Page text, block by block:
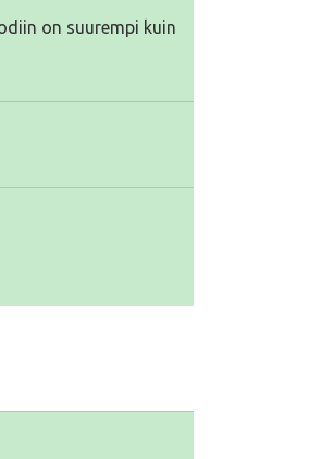
on suurempi kuin